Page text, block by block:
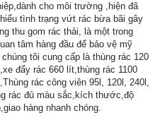
cho môi trường ,hiện đã
tình trạng vứt rác bừa bãi gây
thu gom rác thải, là một trong
tâm hàng đầu để bảo vệ mỹ
tôi cung cấp là thùng rác 120
đẩy rác 660 lít,thùng rác 1100
rác công viên 95l, 120l, 240l,
rác đủ màu sắc,kích thước,độ
hàng nhanh chóng.